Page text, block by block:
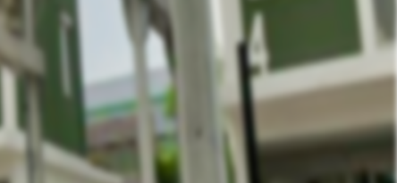
คุณ ณิชา (ไก่)
Phone :083-616-5551